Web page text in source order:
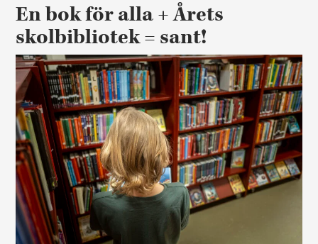
En bok för alla + Årets
skolbibliotek = sant!